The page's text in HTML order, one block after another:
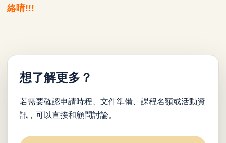
絡唷!!!
想了解更多？
若需要確認申請時程、文件準備、課程名額或活動資
訊，可以直接和顧問討論。